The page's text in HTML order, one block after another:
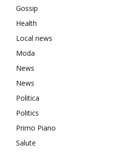
Gossip
Health
Local news
Moda
News
News
Politica
Politics
Primo Piano
Salute